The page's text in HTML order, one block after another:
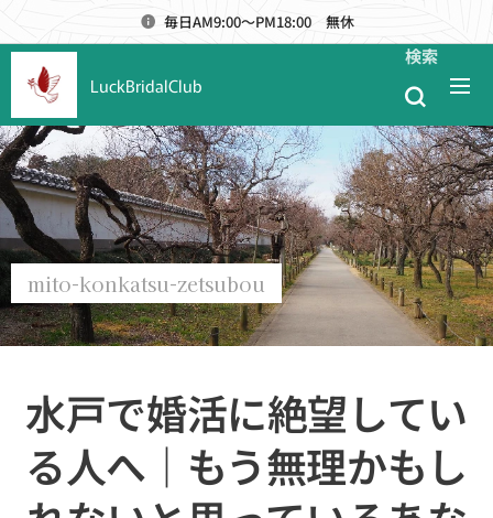
毎日AM9:00～PM18:00 無休
LuckBridalClub
検索
mito-konkatsu-zetsubou
水戸で婚活に絶望してい
る人へ｜もう無理かもし